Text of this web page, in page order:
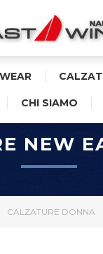
CHI SIAMO
CALZATURE DONNA
NEW